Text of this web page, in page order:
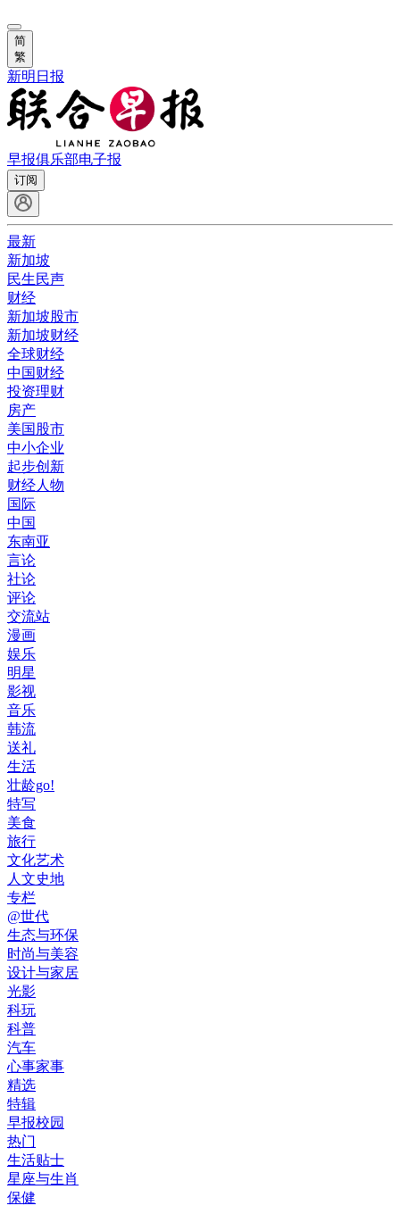
简
繁
新明日报
早报俱乐部电子报
订阅
最新
新加坡
民生民声
财经
新加坡股市
新加坡财经
全球财经
中国财经
投资理财
房产
美国股市
中小企业
起步创新
财经人物
国际
中国
东南亚
言论
社论
评论
交流站
漫画
娱乐
明星
影视
音乐
韩流
送礼
生活
壮龄go!
特写
美食
旅行
文化艺术
人文史地
专栏
@世代
生态与环保
时尚与美容
设计与家居
光影
科玩
科普
汽车
心事家事
精选
特辑
早报校园
热门
生活贴士
星座与生肖
保健